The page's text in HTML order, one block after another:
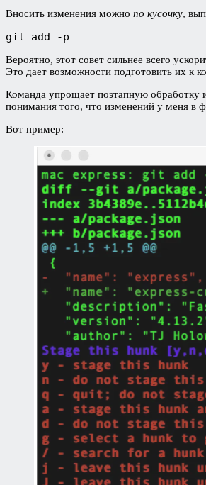
Вносить изменения можно по кусочку,
git add -p
Вероятно, этот совет сильнее всего
Это дает возможности подготовить их к
Команда упрощает поэтапную обработку
понимания того, что изменений у меня в
Вот пример: